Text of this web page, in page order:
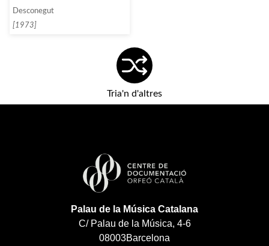
Desconegut
[1973]
Tria'n d'altres
Palau de la Música Catalana
C/ Palau de la Música, 4-6
08003Barcelona